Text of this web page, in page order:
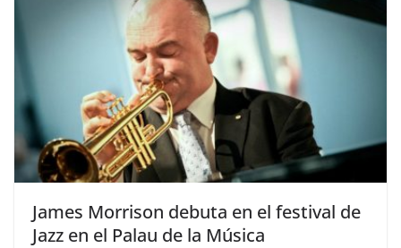
James Morrison debuta en el festival de
Jazz en el Palau de la Música